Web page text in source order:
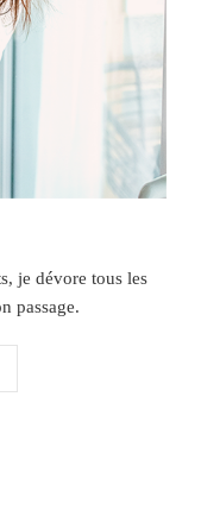
je dévore tous les
passage.